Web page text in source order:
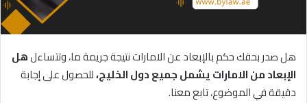
هل صدر بحقك حكم بالإبعاد عن الامارات نتيجة جريمة ما، وتتساءلهل
الإبعادمنالاماراتيشملجميعدولالخليج،للحصول على إجابة
دقيقة في الموضوع، تابع معنا.